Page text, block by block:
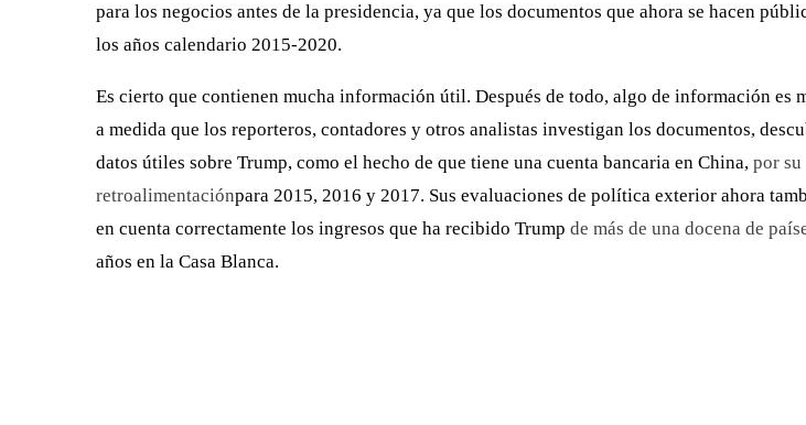
para los negocios antes de la presidencia, ya que los documentos que ahora se hacen
los años calendario 2015-2020.
Es cierto que contienen mucha información útil. Después de todo, algo de información es
a medida que los reporteros, contadores y otros analistas investigan los documentos,
datos útiles sobre Trump, como el hecho de que tiene una cuenta bancaria en China, por su
retroalimentaciónpara 2015, 2016 y 2017. Sus evaluaciones de política exterior ahora
en cuenta correctamente los ingresos que ha recibido Trump de más de una docena de
años en la Casa Blanca.